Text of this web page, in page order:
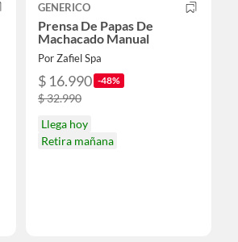
GENERICO
Prensa De Papas De
Machacado Manual
Por Zafiel Spa
$ 16.990 -48%
$ 32.990
Llega hoy
Retira mañana